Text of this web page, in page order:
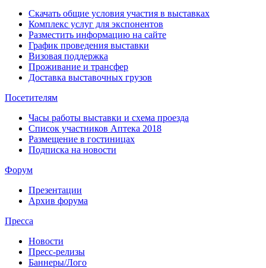
Скачать общие условия участия в выставках
Комплекс услуг для экспонентов
Разместить информацию на сайте
График проведения выставки
Визовая поддержка
Проживание и трансфер
Доставка выставочных грузов
Посетителям
Часы работы выставки и схема проезда
Список участников Аптека 2018
Размещение в гостиницах
Подписка на новости
Форум
Презентации
Архив форума
Пресса
Новости
Пресс-релизы
Баннеры/Лого